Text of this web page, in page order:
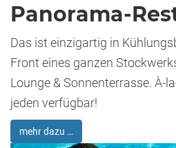
Panorama-
Das ist einzigartig in
Front eines ganzen
Lounge & Sonnenterrasse. À-
jeden verfügbar!
mehr dazu …